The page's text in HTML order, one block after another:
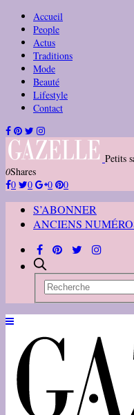
Accueil
People
Actus
Traditions
Mode
Beauté
Lifestyle
Contact
Petits
0Shares
0
0 0 0
S’ABONNER
ANCIENS